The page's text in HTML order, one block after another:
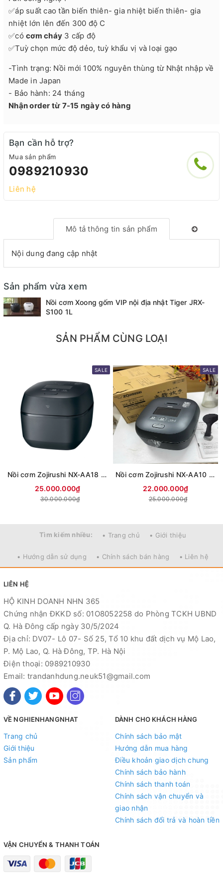
✅áp suất cao tần biến thiên- gia nhiệt biến thiên- gia
nhiệt lớn lên đến 300 độ C
✅có cơm cháy 3 cấp độ
✅Tuỳ chọn mức độ dẻo, tuỳ khẩu vị và loại gạo
-Tình trạng: Nồi mới 100% nguyên thùng từ Nhật nhập về
Made in Japan
- Bảo hành: 24 tháng
Nhận order từ 7-15 ngày có hàng
Bạn cần hỗ trợ?
Mua sản phẩm
0989210930
Liên hệ
Mô tả thông tin sản phẩm
Nội dung đang cập nhật
Sản phẩm vừa xem
Nồi cơm Xoong gốm VIP nội địa nhật Tiger JRX-
S100 1L
SẢN PHẨM CÙNG LOẠI
SALE
Nồi cơm Zojirushi NX-AA18 1.8L dòng cao cấp tách đường nội địa nhật
25.000.000₫
30.000.000₫
SALE
Nồi cơm Zojirushi NX-AA10 1L dòng cao cấp tách đường nội địa Nhật
22.000.000₫
25.000.000₫
Tìm kiếm nhiều: • Trang chủ • Giới thiệu
• Hướng dẫn sử dụng • Chính sách bán hàng • Liên hệ
LIÊN HỆ
HỘ KINH DOANH NHN 365
Chứng nhận ĐKKD số: 01O8052258 do Phòng TCKH UBND
Q. Hà Đông cấp ngày 30/5/2024
Địa chỉ: DV07- Lô 07- Số 25, Tổ 10 khu đất dịch vụ Mộ Lao,
P. Mộ Lao, Q. Hà Đông, TP. Hà Nội
Điện thoại: 0989210930
Email: trandanhdung.neuk51@gmail.com
VỀ NGHIENHANGNHAT
Trang chủ
Giới thiệu
Sản phẩm
DÀNH CHO KHÁCH HÀNG
Chính sách bảo mật
Hướng dẫn mua hàng
Điều khoản giao dịch chung
Chính sách bảo hành
Chính sách thanh toán
Chính sách vận chuyển và
giao nhận
Chính sách đổi trả và hoàn tiền
VẬN CHUYỂN & THANH TOÁN